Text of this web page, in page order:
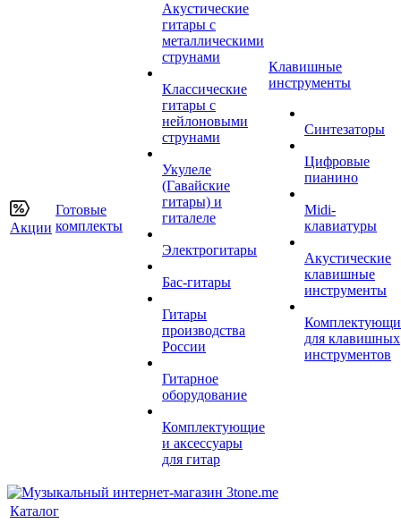
Акции
Готовые
комплекты
Акустические
гитары с
металлическими
струнами
Классические
гитары с
нейлоновыми
струнами
Укулеле
(Гавайские
гитары) и
гиталеле
Электрогитары
Бас-гитары
Гитары
производства
России
Гитарное
оборудование
Комплектующие
и аксессуары
для гитар
Клавишные
инструменты
Синтезаторы
Цифровые
пианино
Midi-
клавиатуры
Акустические
клавишные
инструменты
для клавишных
инструментов
Каталог